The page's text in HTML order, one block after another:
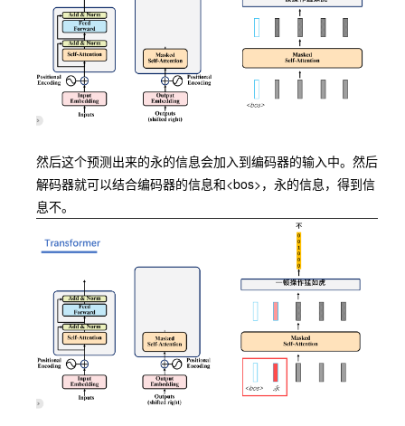
然后这个预测出来的永的信息会加入到编码器的输入中。然后
解码器就可以结合编码器的信息和<bos>， 永的信息，得到信
息不。